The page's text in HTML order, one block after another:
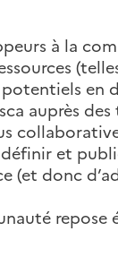
à la
en
auprès
et
(et donc
repose